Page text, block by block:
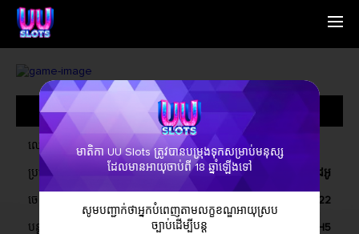
ផ្លូវ
ទាក់ទងមកយើងខ្ញុំ
ព័ត៌មាន
សំណួរ​ដែល​សួរ​ស្
Traditional Chinese
Bangladesh
Phillipines
Hindi
Indonesia
Korean
Laos
ព័ត៌មាន​ទូទៅ
ឈ្មោះ
ប្រភេទហ្គេម រន្ធវីដេអូ
ចេញផ្សាយនៅលើ ខែធ្នូ, 2022
បន្ត វីនដូ, ប្រព័ន្ធប្រតិបត្តិការ iOS, ប្រព័ន្ធប្រតិបត្តិការ Android, H5
មាតិកា UU Slots ត្រូវបានបម្រុងទុកសម្រាប់មនុស្ស
ដែលមានអាយុចាប់ពី 18 ឆ្នាំឡើងទៅ
សូម​បញ្ជាក់​ថា​អ្នក​បំពេញ​តាម​លក្ខខណ្ឌ​អាយុ​ស្រប​
ច្បាប់​ដើម្បី​បន្ត